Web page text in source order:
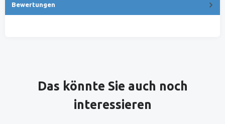
Bewertungen
Produktgalerie überspringen
Das könnte Sie auch noch
interessieren